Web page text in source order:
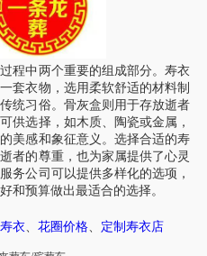
程中两个重要的组成部分。寿衣
套衣物，选用柔软舒适的材料制
统习俗。骨灰盒则用于存放逝者
供选择，如木质、陶瓷或金属，
美感和象征意义。选择合适的寿
者的尊重，也为家属提供了心灵
务公司可以提供多样化的选项，
和预算做出最适合的选择。
衣、 花圈价格、 定制寿衣店